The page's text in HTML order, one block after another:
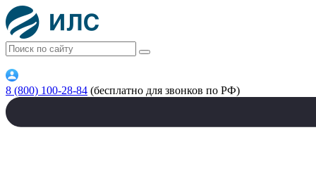
8 (800) 100-28-84 (бесплатно для звонков по РФ)